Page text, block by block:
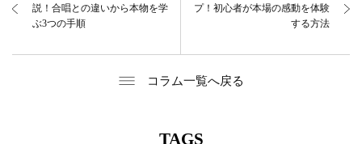
説！合唱との違いから本物を学
ぶ3つの手順
プ！初心者が本場の感動を体験
する方法
コラム一覧へ戻る
TAGS